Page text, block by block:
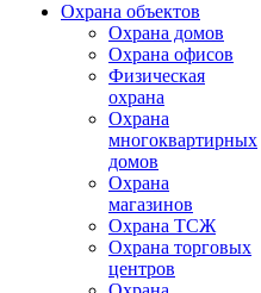
Охрана объектов
Охрана домов
Охрана офисов
Физическая
охрана
Охрана
многоквартирных
домов
Охрана
магазинов
Охрана ТСЖ
Охрана торговых
центров